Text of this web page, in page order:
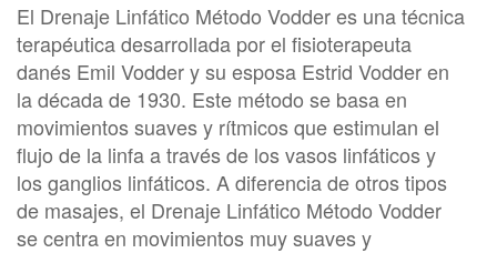
El Drenaje Linfático Método Vodder es una técnica
terapéutica desarrollada por el fisioterapeuta
danés Emil Vodder y su esposa Estrid Vodder en
la década de 1930. Este método se basa en
movimientos suaves y rítmicos que estimulan el
flujo de la linfa a través de los vasos linfáticos y
los ganglios linfáticos. A diferencia de otros tipos
de masajes, el Drenaje Linfático Método Vodder
se centra en movimientos muy suaves y